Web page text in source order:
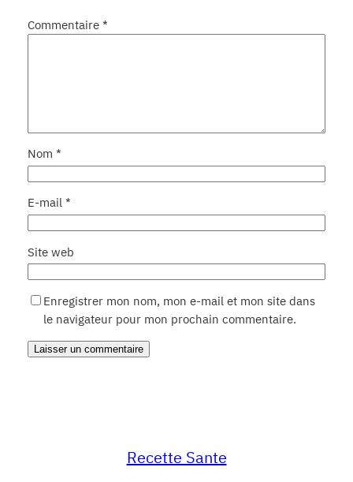
Commentaire *
Nom *
E-mail *
Site web
Enregistrer mon nom, mon e-mail et mon site dans
le navigateur pour mon prochain commentaire.
Recette Sante